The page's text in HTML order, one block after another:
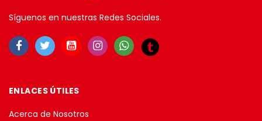
Síguenos en nuestras Redes Sociales.
ENLACES ÚTILES
Acerca de Nosotros